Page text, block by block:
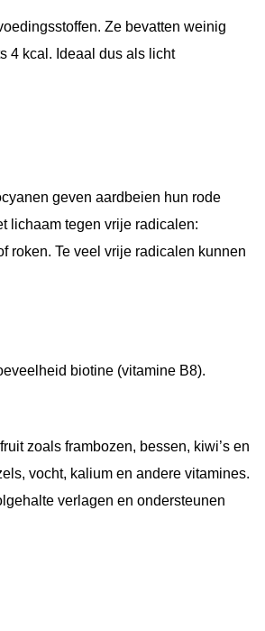
Ze bevatten weinig
4 kcal. Ideaal dus als licht
geven aardbeien hun rode
lichaam tegen vrije radicalen:
roken. Te veel vrije radicalen kunnen
biotine (vitamine B8).
zoals frambozen, bessen, kiwi’s en
vocht, kalium en andere vitamines.
verlagen en ondersteunen